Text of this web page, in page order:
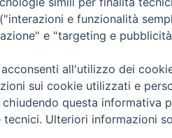
e funzionalità
e "targeting e
all'utilizzo dei
sui cookie utilizzati e
questa informativa
tecnici. Ulteriori informazioni